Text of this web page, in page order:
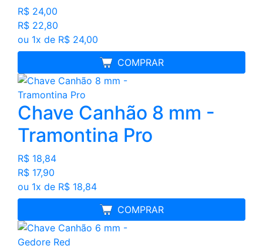
R$ 24,00
R$ 22,80
ou 1x de R$ 24,00
COMPRAR
MELHOR PREÇO
Chave Canhão 8 mm -
Tramontina Pro
R$ 18,84
R$ 17,90
ou 1x de R$ 18,84
COMPRAR
MELHOR PREÇO